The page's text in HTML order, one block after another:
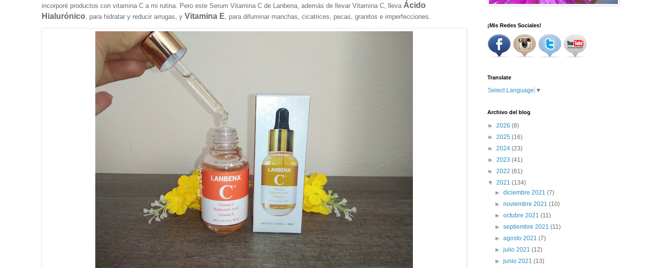
incorporé productos con vitamina C a mi rutina. Pero este Serum Vitamina C de Lanbena, además de llevar Vitamina C, lleva Ácido
Hialurónico , para hidratar y reducir arrugas, y Vitamina E , para difuminar manchas, cicatrices, pecas, granitos e imperfecciones.
¡Mis Redes Sociales!
Translate
Select Language ▼
Archivo del blog
► 2026 (8)
► 2025 (16)
► 2024 (23)
► 2023 (41)
► 2022 (61)
▼ 2021 (134)
►diciembre 2021(7)
►noviembre 2021(10)
►octubre 2021(11)
►septiembre 2021(11)
►agosto 2021(7)
►julio 2021(12)
►junio 2021(13)